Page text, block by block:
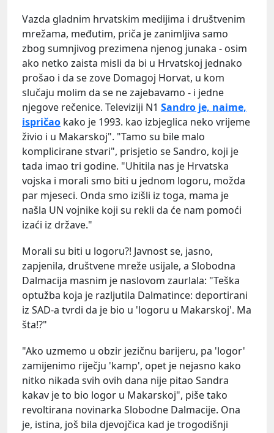
Vazda gladnim hrvatskim medijima i društvenim
mrežama, međutim, priča je zanimljiva samo
zbog sumnjivog prezimena njenog junaka - osim
ako netko zaista misli da bi u Hrvatskoj jednako
prošao i da se zove Domagoj Horvat, u kom
slučaju molim da se ne zajebavamo - i jedne
njegove rečenice. Televiziji N1 Sandro je, naime,
ispričao kako je 1993. kao izbjeglica neko vrijeme
živio i u Makarskoj". "Tamo su bile malo
komplicirane stvari", prisjetio se Sandro, koji je
tada imao tri godine. "Uhitila nas je Hrvatska
vojska i morali smo biti u jednom logoru, možda
par mjeseci. Onda smo izišli iz toga, mama je
našla UN vojnike koji su rekli da će nam pomoći
izaći iz države."
Morali su biti u logoru?! Javnost se, jasno,
zapjenila, društvene mreže usijale, a Slobodna
Dalmacija masnim je naslovom zaurlala: "Teška
optužba koja je razljutila Dalmatince: deportirani
iz SAD-a tvrdi da je bio u 'logoru u Makarskoj'. Ma
šta!?"
"Ako uzmemo u obzir jezičnu barijeru, pa 'logor'
zamijenimo riječju 'kamp', opet je nejasno kako
nitko nikada svih ovih dana nije pitao Sandra
kakav je to bio logor u Makarskoj", piše tako
revoltirana novinarka Slobodne Dalmacije. Ona
je, istina, još bila djevojčica kad je trogodišnji